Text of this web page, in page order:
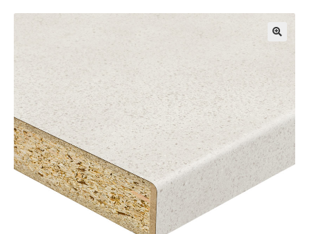
Moje konto
Jak kupować?
Próbki MDF BE.Velvet